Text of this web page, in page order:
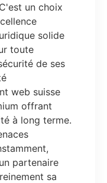
un choix
solide
toute
de ses
web suisse
offrant
à long terme.
partenaire
sa